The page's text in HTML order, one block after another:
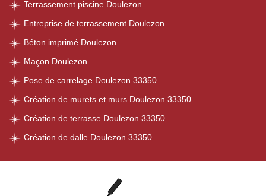
Terrassement piscine Doulezon
Entreprise de terrassement Doulezon
Béton imprimé Doulezon
Maçon Doulezon
Pose de carrelage Doulezon 33350
Création de murets et murs Doulezon 33350
Création de terrasse Doulezon 33350
Création de dalle Doulezon 33350